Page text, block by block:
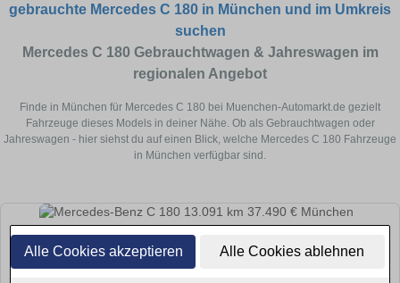
Alle Cookies akzeptieren Alle Cookies ablehnen
gebrauchte Mercedes C 180 in München und im Umkreis
suchen
Mercedes C 180 Gebrauchtwagen & Jahreswagen im
regionalen Angebot
Finde in München für Mercedes C 180 bei Muenchen-Automarkt.de gezielt
Fahrzeuge dieses Models in deiner Nähe. Ob als Gebrauchtwagen oder
Jahreswagen - hier siehst du auf einen Blick, welche Mercedes C 180 Fahrzeuge
in München verfügbar sind.